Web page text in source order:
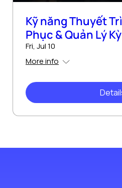
Kỹ năng Thuyết
Phục & Quản Lý
Fri, Jul 10
More info